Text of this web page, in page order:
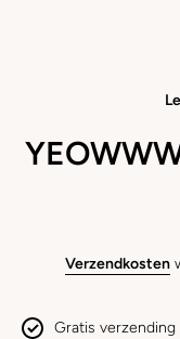
Verzendkosten
Gratis